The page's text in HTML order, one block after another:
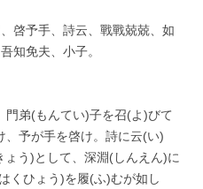
啓予手、詩云、戰戰兢兢、如
知免夫、小子。
弟(もんてい)子を召(よ)びて
、予が手を啓け。詩に云(い)
う)として、深淵(しんえん)に
くひょう)を履(ふ)むが如し